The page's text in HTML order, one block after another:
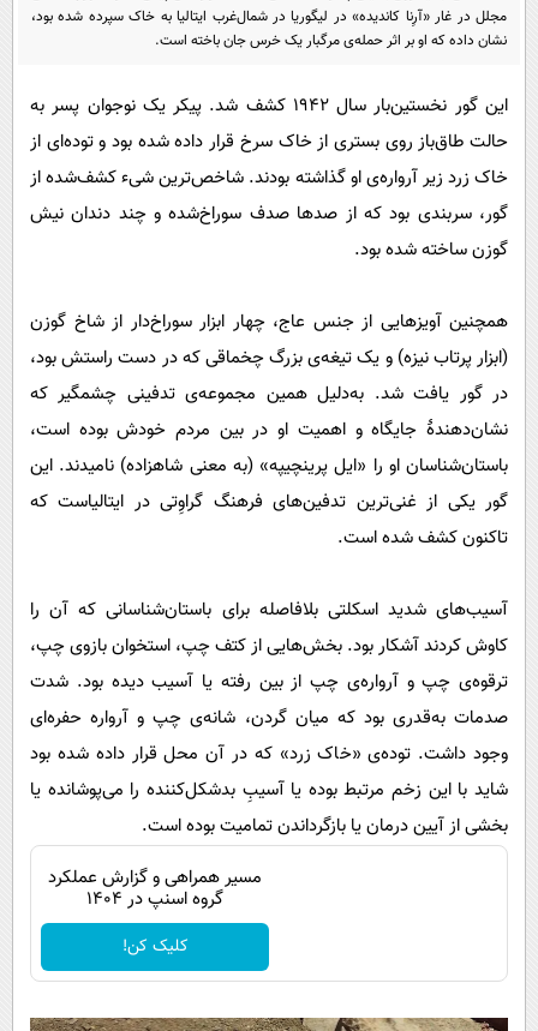
سرگرمی
گوناگون
حوادث
محیط زیست
بین الملل
اجتماعی
سیاست خارجی
پیامک
روانشناسی
آشپزی
دانلود
مجلل در غار «آرِنا کاندیده» در لیگوریا در شمال‌غرب ایتالیا به خاک سپرده شده بود،
نشان داده که او بر اثر حمله‌ی مرگبار یک خرس جان باخته است.
این گور نخستین‌بار سال ۱۹۴۲ کشف شد. پیکر یک نوجوان پسر به
حالت طاق‌باز روی بستری از خاک سرخ قرار داده شده بود و توده‌ای از
خاک زرد زیر آرواره‌ی او گذاشته بودند. شاخص‌ترین شیء کشف‌شده از
گور، سربندی بود که از صدها صدف سوراخ‌شده و چند دندان نیش
گوزن ساخته شده بود.
همچنین آویزهایی از جنس عاج، چهار ابزار سوراخ‌دار از شاخ گوزن
(ابزار پرتاب نیزه) و یک تیغه‌ی بزرگ چخماقی که در دست راستش بود،
در گور یافت شد. به‌دلیل همین مجموعه‌ی تدفینی چشمگیر که
نشان‌دهندۀ جایگاه و اهمیت او در بین مردم خودش بوده است،
باستان‌شناسان او را «ایل پرینچیپه» (به معنی شاهزاده) نامیدند. این
گور یکی از غنی‌ترین تدفین‌های فرهنگ گراوِتی در ایتالیاست که
تاکنون کشف شده است.
آسیب‌های شدید اسکلتی بلافاصله برای باستان‌شناسانی که آن را
کاوش کردند آشکار بود. بخش‌هایی از کتف چپ، استخوان بازوی چپ،
ترقوه‌ی چپ و آرواره‌ی چپ از بین رفته یا آسیب دیده بود. شدت
صدمات به‌قدری بود که میان گردن، شانه‌ی چپ و آرواره حفره‌ای
وجود داشت. توده‌ی «خاک زرد» که در آن محل قرار داده شده بود
شاید با این زخم مرتبط بوده یا آسیبِ بدشکل‌کننده را می‌پوشانده یا
بخشی از آیین درمان یا بازگرداندن تمامیت بوده است.
مسیر همراهی و گزارش عملکرد
گروه اسنپ در ۱۴۰۴
کلیک کن!